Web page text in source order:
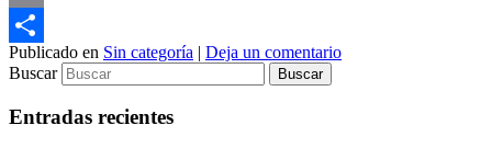
Email
Compartir
Publicado en Sin categoría | Deja un comentario
Buscar
Entradas recientes